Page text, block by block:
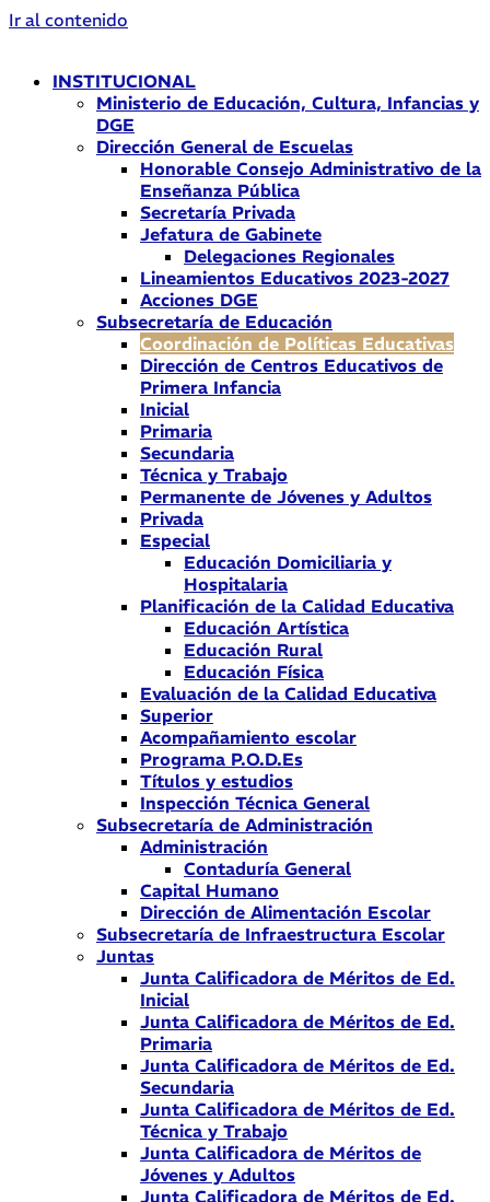
Ir al contenido
INSTITUCIONAL
Ministerio de Educación, Cultura, Infancias y
DGE
Dirección General de Escuelas
Honorable Consejo Administrativo de la
Enseñanza Pública
Secretaría Privada
Jefatura de Gabinete
Delegaciones Regionales
Lineamientos Educativos 2023-2027
Acciones DGE
Subsecretaría de Educación
Coordinación de Políticas Educativas
Dirección de Centros Educativos de
Primera Infancia
Inicial
Primaria
Secundaria
Técnica y Trabajo
Permanente de Jóvenes y Adultos
Privada
Especial
Educación Domiciliaria y
Hospitalaria
Planificación de la Calidad Educativa
Educación Artística
Educación Rural
Educación Física
Evaluación de la Calidad Educativa
Superior
Acompañamiento escolar
Programa P.O.D.Es
Títulos y estudios
Inspección Técnica General
Subsecretaría de Administración
Administración
Contaduría General
Capital Humano
Dirección de Alimentación Escolar
Subsecretaría de Infraestructura Escolar
Juntas
Junta Calificadora de Méritos de Ed.
Inicial
Junta Calificadora de Méritos de Ed.
Primaria
Junta Calificadora de Méritos de Ed.
Secundaria
Junta Calificadora de Méritos de Ed.
Técnica y Trabajo
Junta Calificadora de Méritos de
Jóvenes y Adultos
Junta Calificadora de Méritos de Ed.